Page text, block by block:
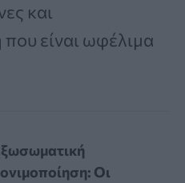
και
είναι ωφέλιμα
Οι